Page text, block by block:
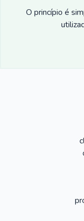
O princípio é